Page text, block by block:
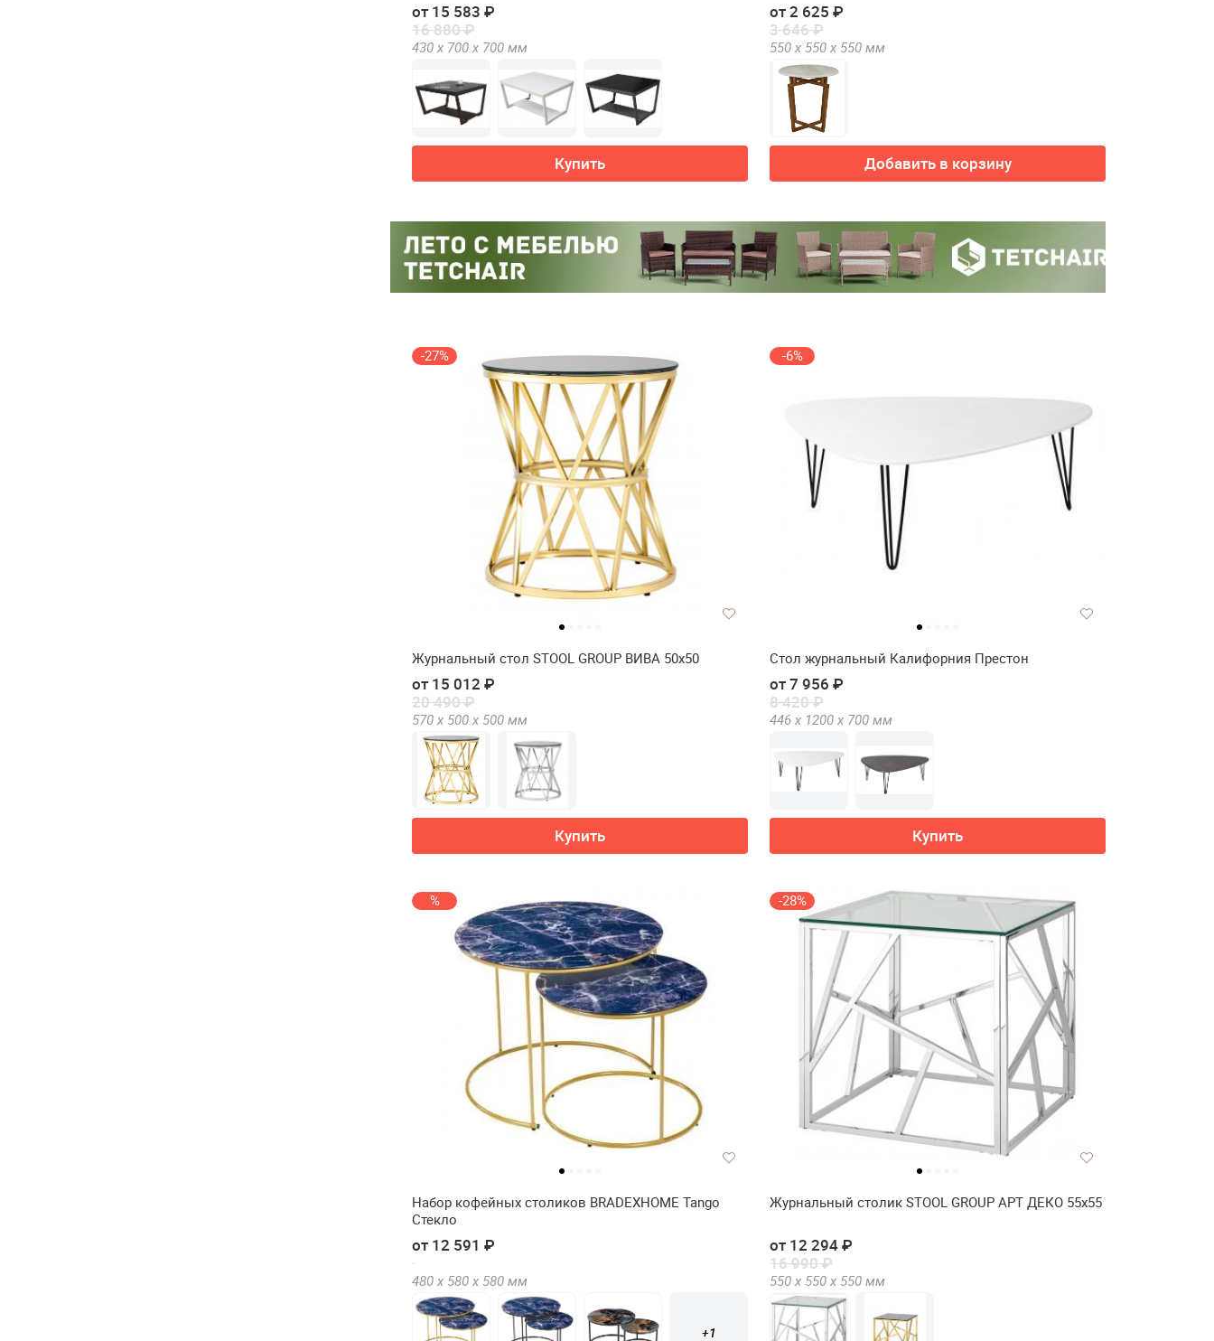
от 15 583 ₽
16 880 ₽
430 х 700 х 700 мм
Купить
от 2 625 ₽
3 646 ₽
550 х 550 х 550 мм
Добавить в корзину
-27%
Журнальный стол STOOL GROUP ВИВА 50х50
от 15 012 ₽
20 490 ₽
570 х 500 х 500 мм
Купить
-6%
Стол журнальный Калифорния Престон
от 7 956 ₽
8 420 ₽
446 х 1200 х 700 мм
Купить
%
Набор кофейных столиков BRADEXHOME Tango
Стекло
от 12 591 ₽
480 х 580 х 580 мм
+1
-28%
Журнальный столик STOOL GROUP АРТ ДЕКО 55х55
от 12 294 ₽
16 990 ₽
550 х 550 х 550 мм